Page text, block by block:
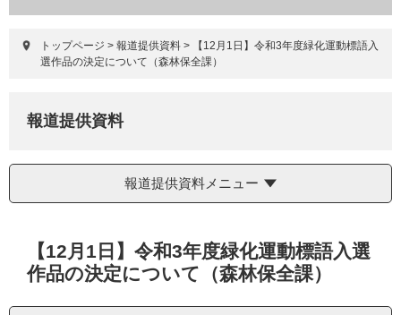
て
象
トップページ > 報道提供資料 >
【12月1日】令和3年度緑化運動標語入
選作品の決定について（森林保全課）
報道提供資料
報道提供資料メニュー
【12月1日】令和3年度緑化運動標語入選
作品の決定について（森林保全課）